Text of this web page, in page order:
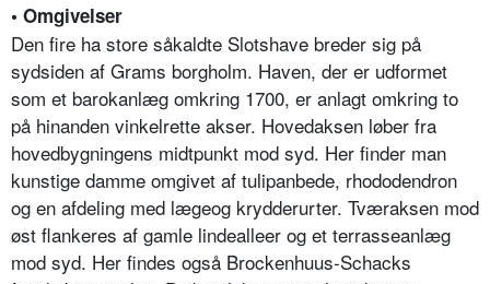
• Omgivelser
Den fire ha store såkaldte Slotshave breder sig på
sydsiden af Grams borgholm. Haven, der er udformet
som et barokanlæg omkring 1700, er anlagt omkring to
på hinanden vinkelrette akser. Hovedaksen løber fra
hovedbygningens midtpunkt mod syd. Her finder man
kunstige damme omgivet af tulipanbede, rhododendron
og en afdeling med lægeog krydderurter. Tværaksen mod
øst flankeres af gamle lindealleer og et terrasseanlæg
mod syd. Her findes også Brockenhuus-Schacks